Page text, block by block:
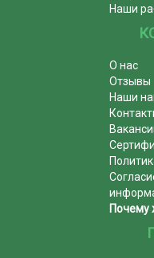
Наши
О нас
Отзывы
Наши
Почему